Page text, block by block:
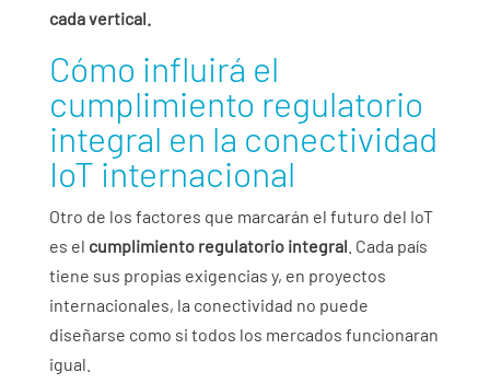
cada vertical.
Cómo influirá el
cumplimiento regulatorio
integral en la conectividad
IoT internacional
Otro de los factores que marcarán el futuro del IoT
es el cumplimiento regulatorio integral . Cada país
tiene sus propias exigencias y, en proyectos
internacionales, la conectividad no puede
diseñarse como si todos los mercados funcionaran
igual.